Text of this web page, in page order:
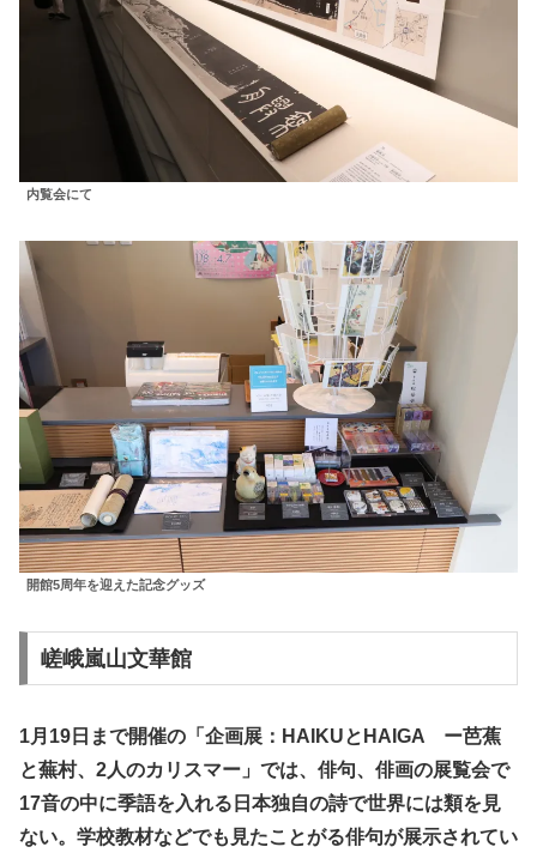
内覧会にて
開館5周年を迎えた記念グッズ
嵯峨嵐山文華館
1月19日まで開催の「企画展：HAIKUとHAIGA ー芭蕉
と蕪村、2人のカリスマー」では、俳句、俳画の展覧会で
17音の中に季語を入れる日本独自の詩で世界には類を見
ない。学校教材などでも見たことがる俳句が展示されてい